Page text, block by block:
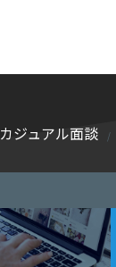
カジュアル面談